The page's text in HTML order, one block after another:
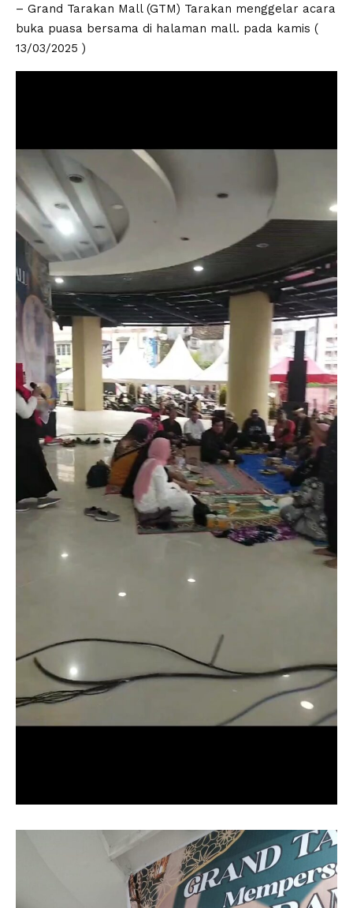
– Grand Tarakan Mall (GTM) Tarakan menggelar acara
buka puasa bersama di halaman mall. pada kamis (
13/03/2025 )